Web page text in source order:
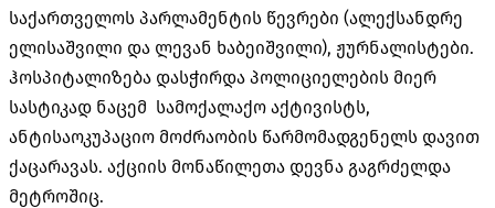
საქართველოს პარლამენტის წევრები (ალექსანდრე
ელისაშვილი და ლევან ხაბეიშვილი), ჟურნალისტები.
ჰოსპიტალიზება დასჭირდა პოლიციელების მიერ
სასტიკად ნაცემ სამოქალაქო აქტივისტს,
ანტისაოკუპაციო მოძრაობის წარმომადგენელს დავით
ქაცარავას. აქციის მონაწილეთა დევნა გაგრძელდა
მეტროშიც.